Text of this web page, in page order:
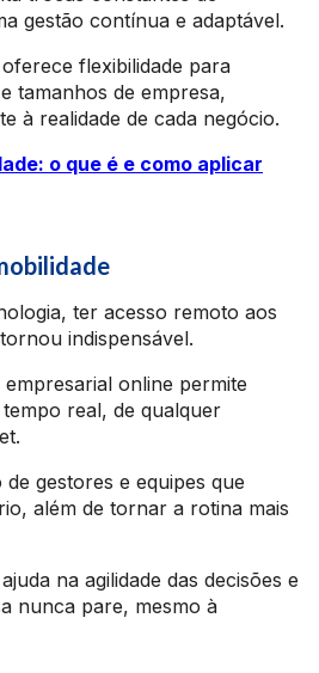
gestão contínua e adaptável.
flexibilidade para
tamanhos de empresa,
à realidade de cada negócio.
o que é e como aplicar
ter acesso remoto aos
indispensável.
empresarial online permite
real, de qualquer
gestores e equipes que
além de tornar a rotina mais
na agilidade das decisões e
nunca pare, mesmo à